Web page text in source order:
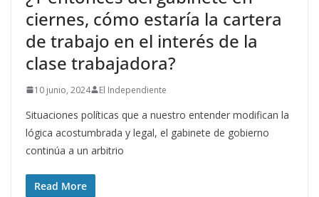
ciernes, cómo estaría la cartera
de trabajo en el interés de la
clase trabajadora?
10 junio, 2024 El Independiente
Situaciones políticas que a nuestro entender modifican la
lógica acostumbrada y legal, el gabinete de gobierno
continúa a un arbitrio
Read More